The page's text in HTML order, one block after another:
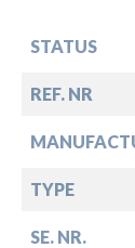
STATUS
REF. NR
TYPE
SE. NR.